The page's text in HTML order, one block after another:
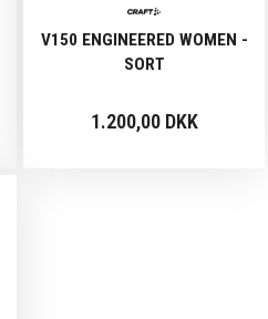
V150 ENGINEERED WOMEN -
SORT
1.200,00 DKK